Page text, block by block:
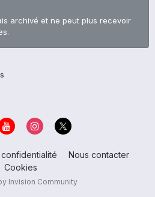
archivé et ne peut plus recevoir
Nous contacter
Cookies
Invision Community